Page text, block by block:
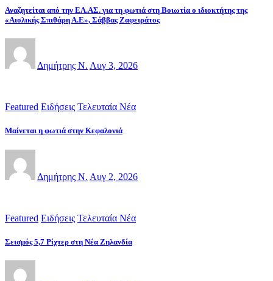
Αναζητείται από την ΕΛ.ΑΣ. για τη φωτιά στη Βοιωτία ο ιδιοκτήτης της
«Αιολικής Σπιθάρη Α.Ε», Σάββας Ζαφειράτος
Δημήτρης Ν. Αυγ 3, 2026
Featured Ειδήσεις Τελευταία Νέα
Μαίνεται η φωτιά στην Κεφαλονιά
Δημήτρης Ν. Αυγ 2, 2026
Featured Ειδήσεις Τελευταία Νέα
Σεισμός 5,7 Ρίχτερ στη Νέα Ζηλανδία